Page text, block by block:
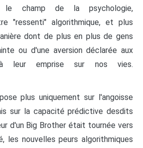
le champ de la psychologie,
"ressenti" algorithmique, et plus
dont de plus en plus de gens
ou d'une aversion déclarée aux
leur emprise sur nos vies.
plus uniquement sur l'angoisse
sur la capacité prédictive desdits
d'un Big Brother était tournée vers
les nouvelles peurs algorithmiques